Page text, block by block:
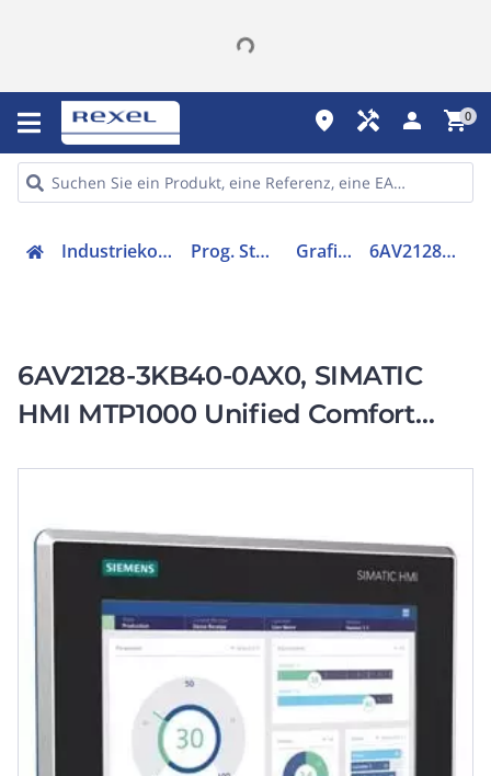
place handyman person shopping_cart0
Industriekomponenten Prog. Steuerungen Grafik-Panel 6AV21283KB400AX0
6AV2128-3KB40-0AX0, SIMATIC
HMI MTP1000 Unified Comfort